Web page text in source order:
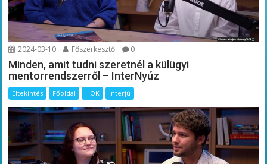
2024-03-10 Főszerkesztő 0
Minden, amit tudni szeretnél a külügyi
mentorrendszerről – InterNyúz
Eltekintés Főoldal HÖK Interjú